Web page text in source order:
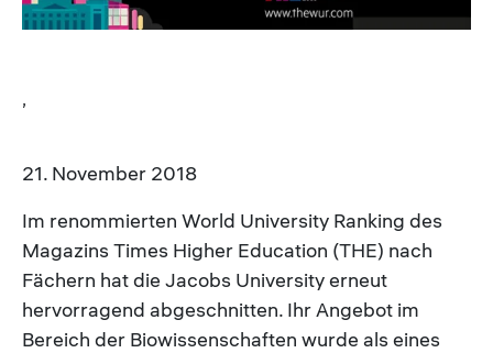
21. November 2018
Im renommierten World University Ranking des
Magazins Times Higher Education (THE) nach
Fächern hat die Jacobs University erneut
hervorragend abgeschnitten. Ihr Angebot im
Bereich der Biowissenschaften wurde als eines